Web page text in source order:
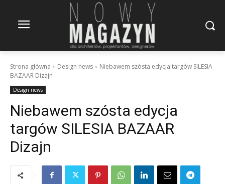
Strona główna Design news
Niebawem szósta edycja targów SILESIA
BAZAAR Dizajn
Design news
Niebawem szósta edycja
targów SILESIA BAZAAR
Dizajn